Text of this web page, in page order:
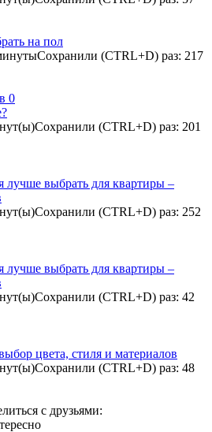
на пол
(CTRL+D) раз: 217
0
(CTRL+D) раз: 201
лучше выбрать для квартиры –
(CTRL+D) раз: 252
лучше выбрать для квартиры –
(CTRL+D) раз: 42
цвета, стиля и материалов
(CTRL+D) раз: 48
с друзьями: